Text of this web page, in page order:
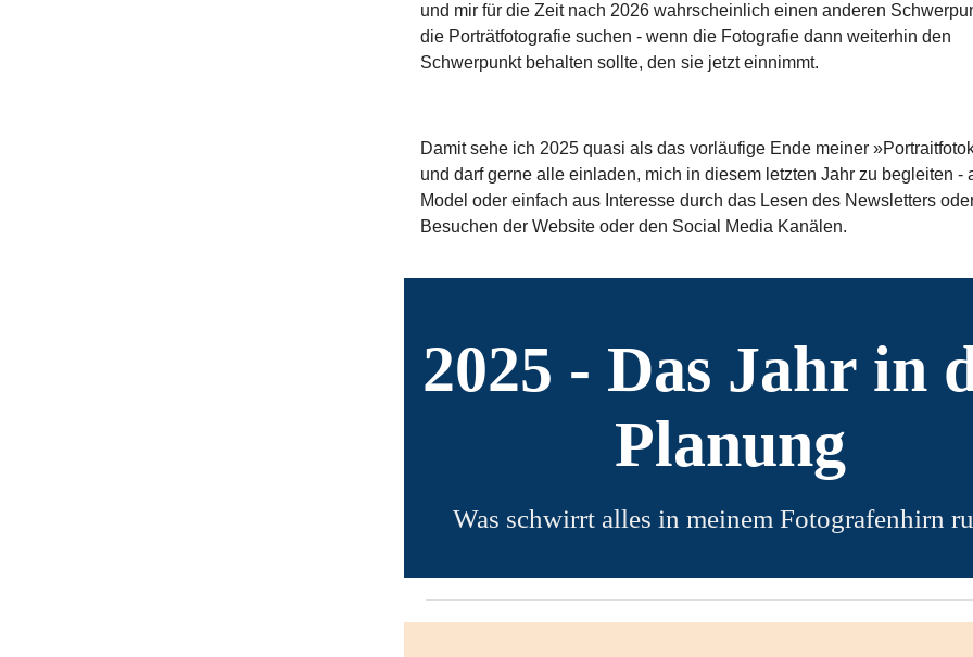
und mir für die Zeit nach 2026 wahrscheinlich einen anderen
die Porträtfotografie suchen - wenn die Fotografie dann weiterhin den
Schwerpunkt behalten sollte, den sie jetzt einnimmt.
Damit sehe ich 2025 quasi als das vorläufige Ende meiner
und darf gerne alle einladen, mich in diesem letzten Jahr zu begleiten -
Model oder einfach aus Interesse durch das Lesen des Newsletters
Besuchen der Website oder den Social Media Kanälen.
2025 - Das Jahr in
Planung
Was schwirrt alles in meinem Fotografenhirn